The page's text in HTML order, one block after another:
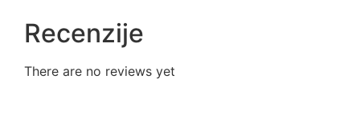
Recenzije
There are no reviews yet